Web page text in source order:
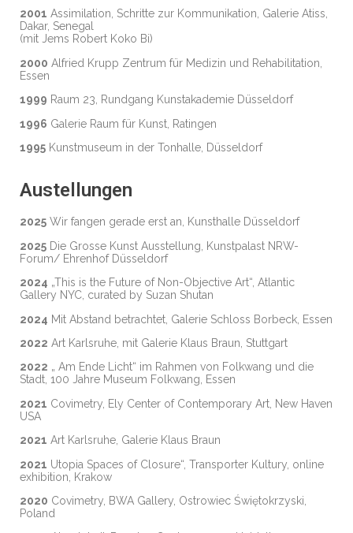
2001 Assimilation, Schritte zur Kommunikation, Galerie Atiss,
Dakar, Senegal
(mit Jems Robert Koko Bi)
2000 Alfried Krupp Zentrum für Medizin und Rehabilitation,
Essen
1999 Raum 23, Rundgang Kunstakademie Düsseldorf
1996 Galerie Raum für Kunst, Ratingen
1995 Kunstmuseum in der Tonhalle, Düsseldorf
Austellungen
2025 Wir fangen gerade erst an, Kunsthalle Düsseldorf
2025 Die Grosse Kunst Ausstellung, Kunstpalast NRW-
Forum/ Ehrenhof Düsseldorf
2024 „This is the Future of Non-Objective Art“, Atlantic
Gallery NYC, curated by Suzan Shutan
2024 Mit Abstand betrachtet, Galerie Schloss Borbeck, Essen
2022 Art Karlsruhe, mit Galerie Klaus Braun, Stuttgart
2022 „ Am Ende Licht“ im Rahmen von Folkwang und die
Stadt, 100 Jahre Museum Folkwang, Essen
2021 Covimetry, Ely Center of Contemporary Art, New Haven
USA
2021 Art Karlsruhe, Galerie Klaus Braun
2021 Utopia Spaces of Closure“, Transporter Kultury, online
exhibition, Krakow
2020 Covimetry, BWA Gallery, Ostrowiec Świętokrzyski,
Poland